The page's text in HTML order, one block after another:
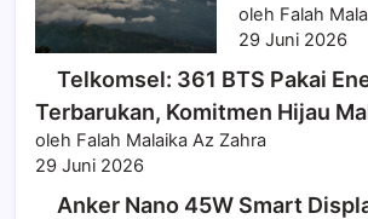
oleh Falah
29 Juni 2026
Telkomsel: 361 BTS Pakai
Terbarukan, Komitmen Hijau
oleh Falah Malaika Az Zahra
29 Juni 2026
Anker Nano 45W Smart